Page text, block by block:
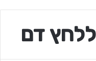
דם